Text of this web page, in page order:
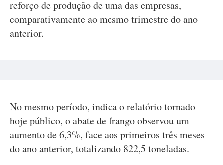
reforço de produção de uma das empresas,
comparativamente ao mesmo trimestre do ano
anterior.
No mesmo período, indica o relatório tornado
hoje público, o abate de frango observou um
aumento de 6,3%, face aos primeiros três meses
do ano anterior, totalizando 822,5 toneladas.